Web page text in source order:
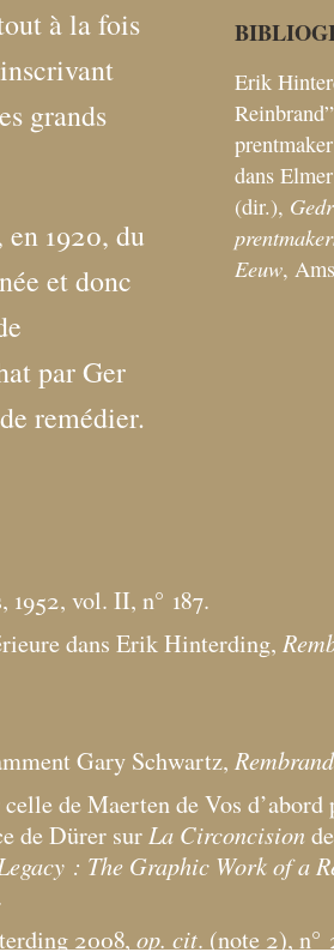
à la fois
grands
1920, du
et donc
par Ger
remédier.
Erik
dans
(dir.),
Eeuw,
1952, vol. II, n° 187.
dans Erik Hinterding,
Gary Schwartz,
de Maerten de Vos
de Dürer sur La Circoncision
: The Graphic Work of a
2008, op. cit. (note 2), n°